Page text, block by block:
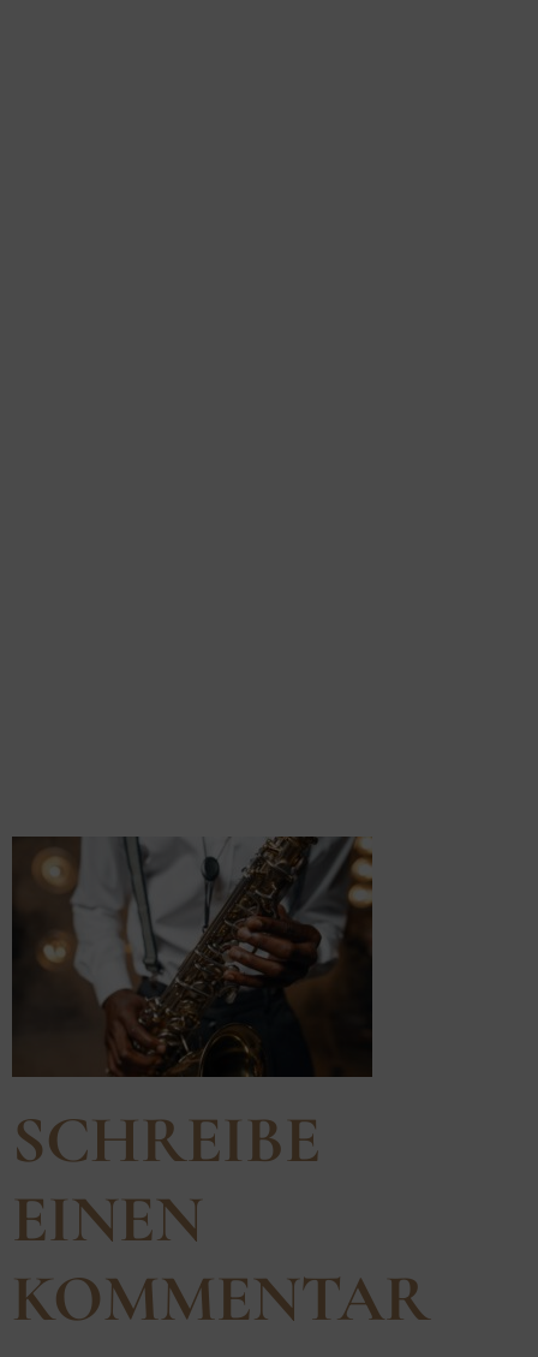
SCHREIBE
EINEN
KOMMENTAR